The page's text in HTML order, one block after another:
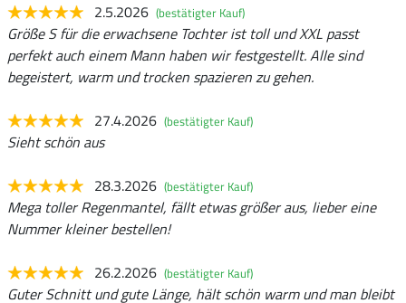
2.5.2026 (bestätigter Kauf)
Größe S für die erwachsene Tochter ist toll und XXL passt
perfekt auch einem Mann haben wir festgestellt. Alle sind
begeistert, warm und trocken spazieren zu gehen.
27.4.2026 (bestätigter Kauf)
Sieht schön aus
28.3.2026 (bestätigter Kauf)
Mega toller Regenmantel, fällt etwas größer aus, lieber eine
Nummer kleiner bestellen!
26.2.2026 (bestätigter Kauf)
Guter Schnitt und gute Länge, hält schön warm und man bleibt